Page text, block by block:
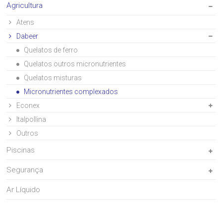
Agricultura
Atens
Dabeer
Quelatos de ferro
Quelatos outros micronutrientes
Quelatos misturas
Micronutrientes complexados
Econex
Italpollina
Outros
Piscinas
Segurança
Ar Líquido